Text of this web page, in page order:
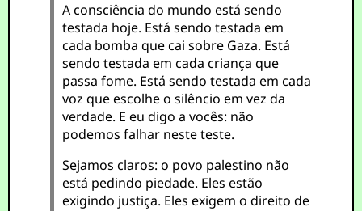
A consciência do mundo está sendo
testada hoje. Está sendo testada em
cada bomba que cai sobre Gaza. Está
sendo testada em cada criança que
passa fome. Está sendo testada em cada
voz que escolhe o silêncio em vez da
verdade. E eu digo a vocês: não
podemos falhar neste teste.
Sejamos claros: o povo palestino não
está pedindo piedade. Eles estão
exigindo justiça. Eles exigem o direito de